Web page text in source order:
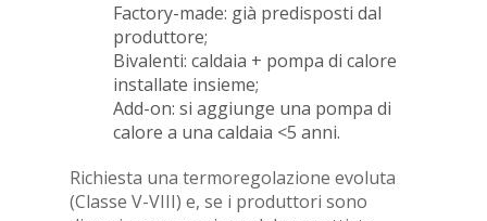
Factory-made: già predisposti dal
produttore;
Bivalenti: caldaia + pompa di calore
installate insieme;
Add-on: si aggiunge una pompa di
calore a una caldaia <5 anni.
Richiesta una termoregolazione evoluta
(Classe V-VIII) e, se i produttori sono